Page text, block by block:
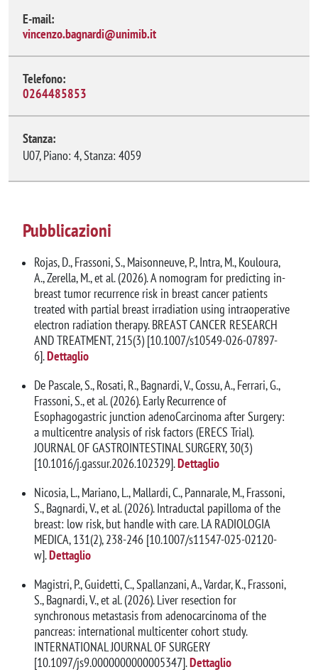
E-mail:
vincenzo.bagnardi@unimib.it
Telefono:
0264485853
Stanza:
U07, Piano: 4, Stanza: 4059
Pubblicazioni
Rojas, D., Frassoni, S., Maisonneuve, P., Intra, M., Kouloura,
A., Zerella, M., et al. (2026). A nomogram for predicting in-
breast tumor recurrence risk in breast cancer patients
treated with partial breast irradiation using intraoperative
electron radiation therapy. BREAST CANCER RESEARCH
AND TREATMENT, 215(3) [10.1007/s10549-026-07897-
6].Dettaglio
De Pascale, S., Rosati, R., Bagnardi, V., Cossu, A., Ferrari, G.,
Frassoni, S., et al. (2026). Early Recurrence of
Esophagogastric junction adenoCarcinoma after Surgery:
a multicentre analysis of risk factors (ERECS Trial).
JOURNAL OF GASTROINTESTINAL SURGERY, 30(3)
[10.1016/j.gassur.2026.102329].Dettaglio
Nicosia, L., Mariano, L., Mallardi, C., Pannarale, M., Frassoni,
S., Bagnardi, V., et al. (2026). Intraductal papilloma of the
breast: low risk, but handle with care. LA RADIOLOGIA
MEDICA, 131(2), 238-246 [10.1007/s11547-025-02120-
w].Dettaglio
Magistri, P., Guidetti, C., Spallanzani, A., Vardar, K., Frassoni,
S., Bagnardi, V., et al. (2026). Liver resection for
synchronous metastasis from adenocarcinoma of the
pancreas: international multicenter cohort study.
INTERNATIONAL JOURNAL OF SURGERY
[10.1097/js9.0000000000005347].Dettaglio